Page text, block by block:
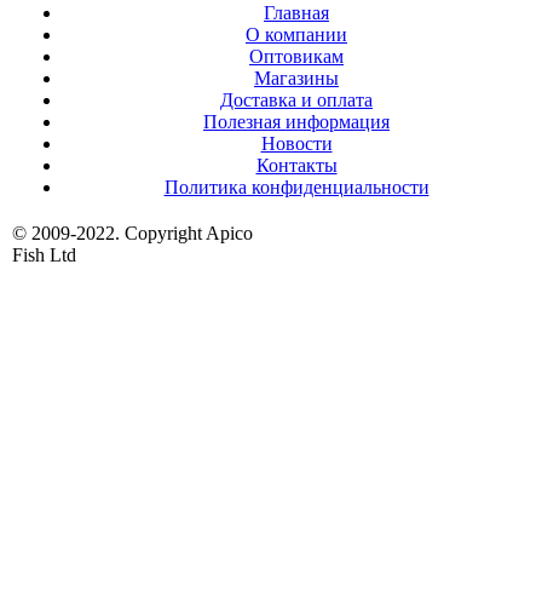
Главная
О компании
Оптовикам
Магазины
Доставка и оплата
Полезная информация
Новости
Контакты
Политика конфиденциальности
© 2009-2022. Copyright Apico
Fish Ltd